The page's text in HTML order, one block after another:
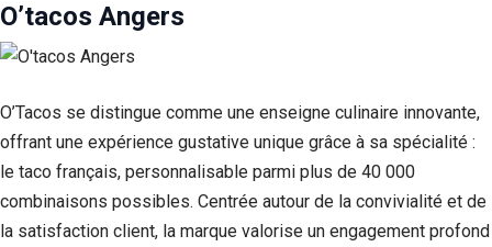
O’tacos Angers
O’Tacos se distingue comme une enseigne culinaire innovante,
offrant une expérience gustative unique grâce à sa spécialité :
le taco français, personnalisable parmi plus de 40 000
combinaisons possibles. Centrée autour de la convivialité et de
la satisfaction client, la marque valorise un engagement profond